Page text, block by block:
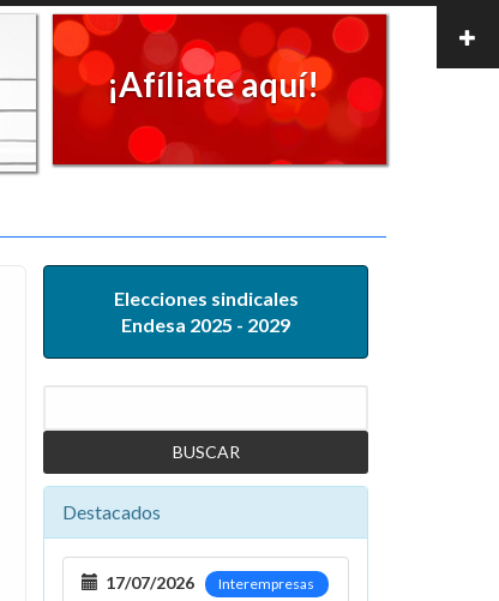
¡Afíliate aquí!
Elecciones sindicales
Endesa 2025 - 2029
Destacados
Interempresas
17/07/2026